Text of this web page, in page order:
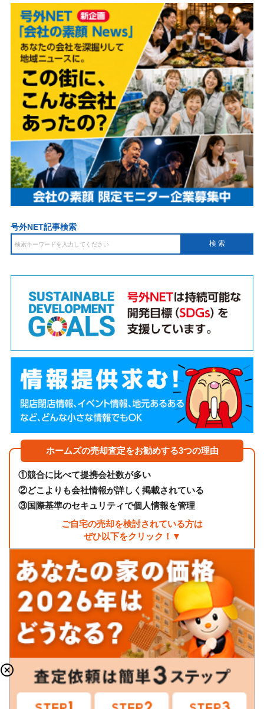
号外NET記事検索
ホームズの売却査定をお勧めする3つの理由
①競合に比べて提携会社数が多い
②どこよりも会社情報が詳しく掲載されている
③国際基準のセキュリティで個人情報を管理
ご自宅の売却を検討されている方は
ぜひ以下をクリック！▼